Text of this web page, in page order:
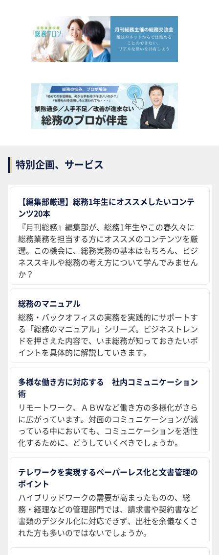
特別企画、サービス
【編集部厳選】総務1年生にオススメしたいコンテ
ンツ20本
『月刊総務』編集部が、総務1年生やこの春久々に
総務業務を担当する方にオススメのコンテンツを厳
選。この機会に、総務実務の基本はもちろん、ビジ
ネススキルや総務の考え方について学んでみません
か？
総務のマニュアル
総務・バックオフィスの実務を実践的にサポートす
る「総務のマニュアル」シリーズ。ビジネストレン
ドを押さえた内容で、いま総務が知っておきたいポ
イントを具体的に解説していきます。
多様な働き方に対応する 社内コミュニケーション
術
リモートワーク、ＡＢＷなど働き方の多様化がさら
に広がっています。対面のコミュニケーションが減
っている中においても、コミュニケーションを活性
化するために、どうしていくべきでしょうか。
テレワークを実現するペーパーレス化と文書管理の
ポイント
ハイブリッドワークの需要が高まったものの、総
務・経理などの管理部門では、請求書や契約書など
書類のデジタル化に対応できず、出社を余儀なくさ
れた方も多いのではないでしょうか。